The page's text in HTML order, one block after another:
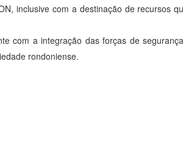
inclusive com a destinação de recursos
com a integração das forças de
rondoniense.